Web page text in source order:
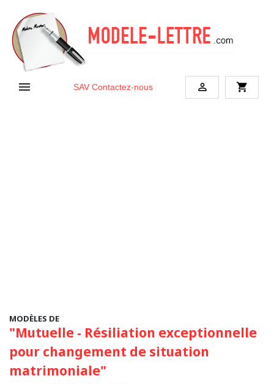
 SAV Contactez-nous  shopping_cart
MODÈLES DE
"Mutuelle - Résiliation exceptionnelle
pour changement de situation
matrimoniale"